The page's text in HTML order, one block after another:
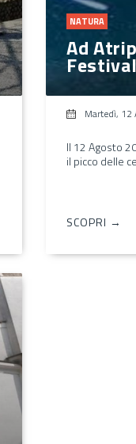
NATURA
Ad
Martedì, 12
Il 12 Agosto
il picco delle
SCOPRI →